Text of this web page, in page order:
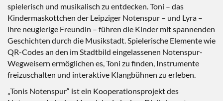
spielerisch und musikalisch zu entdecken. Toni – das
Kindermaskottchen der Leipziger Notenspur – und Lyra –
ihre neugierige Freundin – führen die Kinder mit spannenden
Geschichten durch die Musikstadt. Spielerische Elemente wie
QR-Codes an den im Stadtbild eingelassenen Notenspur-
Wegweisern ermöglichen es, Toni zu finden, Instrumente
freizuschalten und interaktive Klangbühnen zu erleben.
„Tonis Notenspur“ ist ein Kooperationsprojekt des